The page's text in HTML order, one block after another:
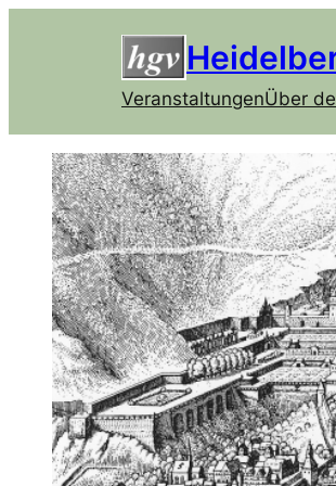
VeranstaltungenÜber